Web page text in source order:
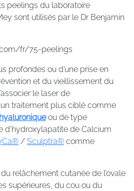
peelings du laboratoire
sont utilisés par le Dr Benjamin
fr/75-peelings
profondes ou d’une prise en
et du vieillissement du
le laser de
traitement plus ciblé comme
ou de type
d’hydroxylapatite de Calcium
/ Sculptra® comme
relâchement cutanée de l’ovale
supérieures, du cou ou du